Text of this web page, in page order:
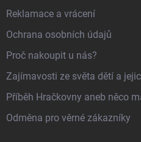
Reklamace a vrácení
Ochrana osobních údajů
Proč nakoupit u nás?
Zajímavosti ze světa dětí a
Příběh Hračkovny aneb něco
Odměna pro věrné zákazníky